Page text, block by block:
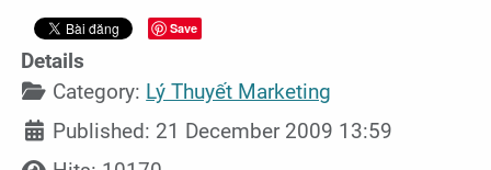
Save
Details
Category: Lý Thuyết Marketing
Published: 21 December 2009 13:59